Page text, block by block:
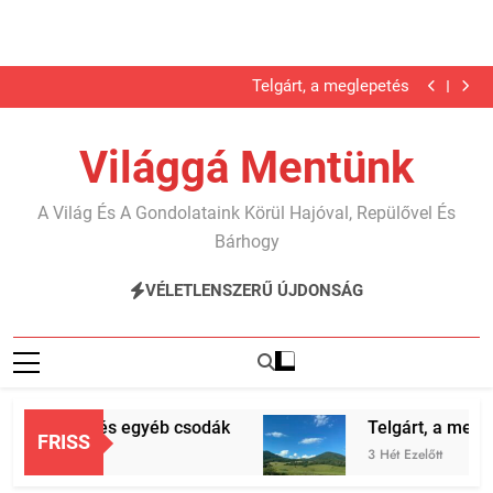
a
Jégbarlang és egyéb csodák
Telgárt, a meglepetés
Nyáron nyaraltunk?!
Jégbarlang és egyéb csodák
Telgárt, a meglepetés
Nyáron nyaraltunk?!
Karib…
Világgá Mentünk
A Világ És A Gondolataink Körül Hajóval, Repülővel És
Bárhogy
VÉLETLENSZERŰ ÚJDONSÁG
FRISS
és egyéb csodák
Ezelőtt
Telgárt, a
3 Hét Ezelőtt